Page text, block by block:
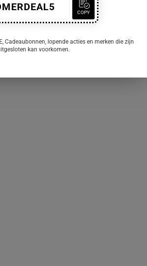
COPY
Cadeaubonnen, lopende acties en merken die zijn
kan voorkomen.